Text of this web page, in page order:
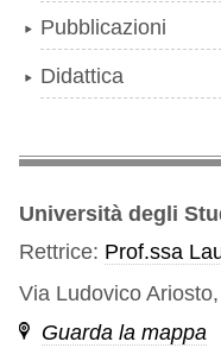
Pubblicazioni
Didattica
Università degli
Rettrice: Prof.ssa
Via Ludovico
Guarda la mappa